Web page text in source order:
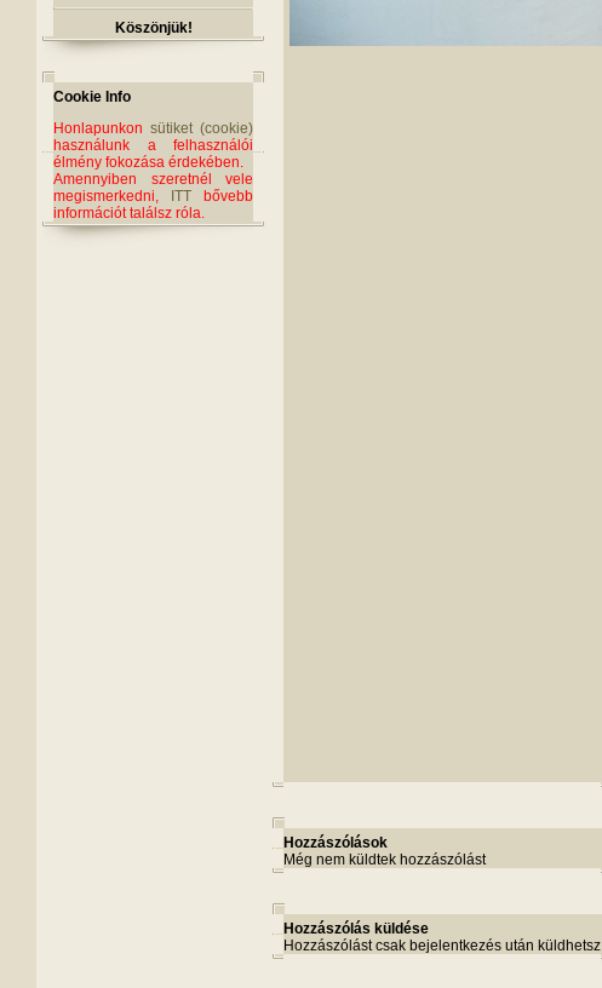
Köszönjük!
Cookie Info
Honlapunkon sütiket (cookie)
használunk a felhasználói
élmény fokozása érdekében.
Amennyiben szeretnél vele
megismerkedni,
ITT bővebb
információt találsz róla.
Hozzászólások
Még nem küldtek hozzászólást
Hozzászólás küldése
Hozzászólást csak bejelentkezés után küldhetsz